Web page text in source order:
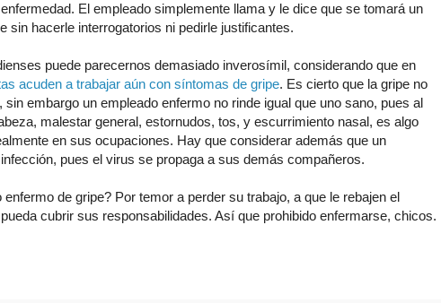
El empleado simplemente llama y le dice que se tomará un
sin hacerle interrogatorios ni pedirle justificantes.
puede parecernos demasiado inverosímil, considerando que en
acuden a trabajar aún con síntomas de gripe. Es cierto que la gripe no
embargo un empleado enfermo no rinde igual que uno sano, pues al
malestar general, estornudos, tos, y escurrimiento nasal, es algo
en sus ocupaciones. Hay que considerar además que un
pues el virus se propaga a sus demás compañeros.
de gripe? Por temor a perder su trabajo, a que le rebajen el
cubrir sus responsabilidades. Así que prohibido enfermarse, chicos.